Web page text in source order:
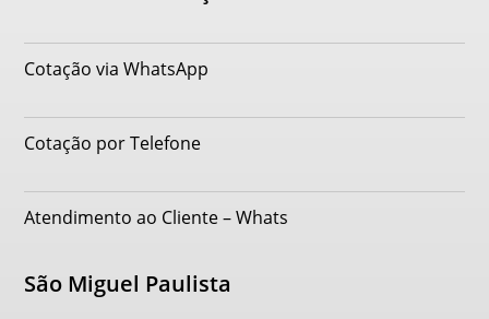
Cotação via WhatsApp
Cotação por Telefone
Atendimento ao Cliente – Whats
São Miguel Paulista